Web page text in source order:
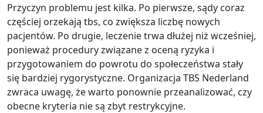
Przyczyn problemu jest kilka. Po pierwsze, sądy coraz
częściej orzekają tbs, co zwiększa liczbę nowych
pacjentów. Po drugie, leczenie trwa dłużej niż wcześniej,
ponieważ procedury związane z oceną ryzyka i
przygotowaniem do powrotu do społeczeństwa stały
się bardziej rygorystyczne. Organizacja TBS Nederland
zwraca uwagę, że warto ponownie przeanalizować, czy
obecne kryteria nie są zbyt restrykcyjne.